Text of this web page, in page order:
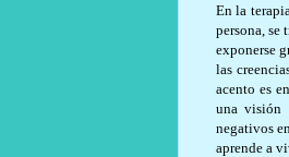
En la
persona, se
exponerse
las
acento es
una visión
negativos
aprende a